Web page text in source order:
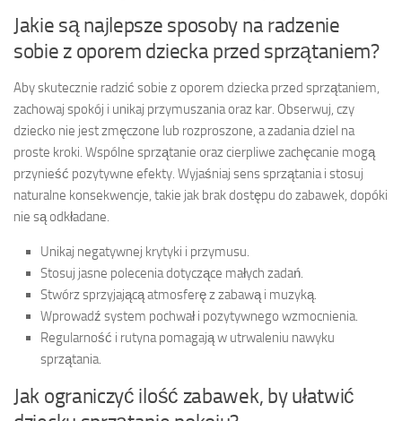
Jakie są najlepsze sposoby na radzenie
sobie z oporem dziecka przed sprzątaniem?
Aby skutecznie radzić sobie z oporem dziecka przed sprzątaniem,
zachowaj spokój i unikaj przymuszania oraz kar. Obserwuj, czy
dziecko nie jest zmęczone lub rozproszone, a zadania dziel na
proste kroki. Wspólne sprzątanie oraz cierpliwe zachęcanie mogą
przynieść pozytywne efekty. Wyjaśniaj sens sprzątania i stosuj
naturalne konsekwencje, takie jak brak dostępu do zabawek, dopóki
nie są odkładane.
Unikaj negatywnej krytyki i przymusu.
Stosuj jasne polecenia dotyczące małych zadań.
Stwórz sprzyjającą atmosferę z zabawą i muzyką.
Wprowadź system pochwał i pozytywnego wzmocnienia.
Regularność i rutyna pomagają w utrwaleniu nawyku
sprzątania.
Jak ograniczyć ilość zabawek, by ułatwić